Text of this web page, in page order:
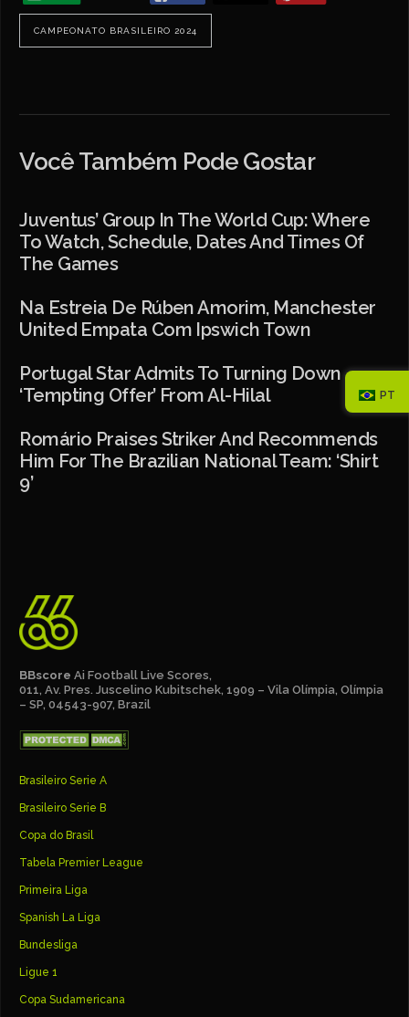
CAMPEONATO BRASILEIRO 2024
Você Também Pode Gostar
Juventus’ Group In The World Cup: Where
To Watch, Schedule, Dates And Times Of
The Games
Na Estreia De Rúben Amorim, Manchester
United Empata Com Ipswich Town
Portugal Star Admits To Turning Down
‘tempting Offer’ From Al-Hilal
Romário Praises Striker And Recommends
Him For The Brazilian National Team: ‘shirt
9’
BBscore Ai Football Live Scores,
011, Av. Pres. Juscelino Kubitschek, 1909 – Vila Olímpia, Olímpia
– SP, 04543-907, Brazil
Brasileiro Serie A
Brasileiro Serie B
Copa do Brasil
Tabela Premier League
Primeira Liga
Spanish La Liga
Bundesliga
Ligue 1
Copa Sudamericana
PT